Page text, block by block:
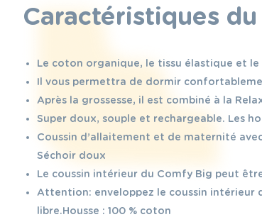
Caractéristiques
Le coton organique, le tissu élastique et le
Il vous permettra de dormir
Après la grossesse, il est combiné à la
Super doux, souple et rechargeable. Les
Coussin d’allaitement et de maternité
Séchoir doux
Le coussin intérieur du Comfy Big peut
Attention: enveloppez le coussin intérieur
libre.Housse : 100 % coton